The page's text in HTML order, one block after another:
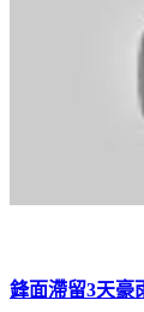
鋒面滯留3天